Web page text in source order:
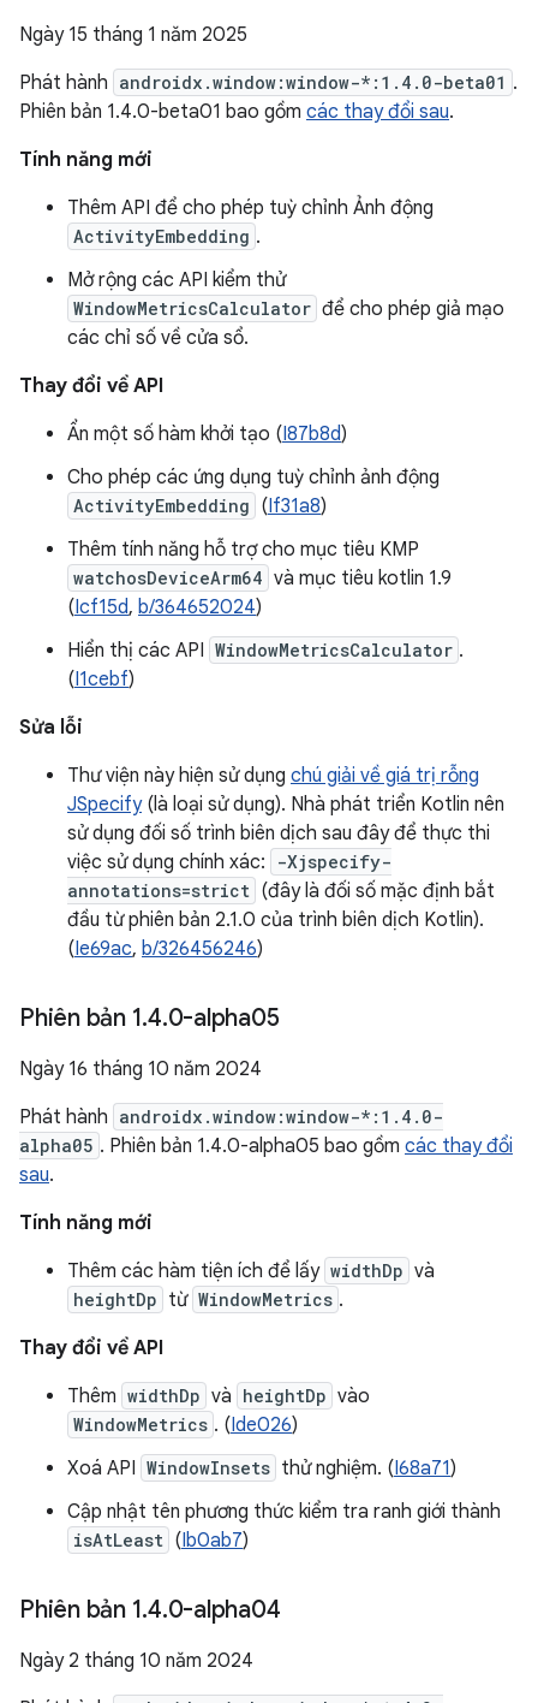
Ngày 15 tháng 1 năm 2025
Phát hành androidx.window:window-*:1.4.0-beta01 .
Phiên bản 1.4.0-beta01 bao gồm các thay đổi sau.
Tính năng mới
Thêm API để cho phép tuỳ chỉnh Ảnh động
ActivityEmbedding .
Mở rộng các API kiểm thử
WindowMetricsCalculator để cho phép giả mạo
các chỉ số về cửa sổ.
Thay đổi về API
Ẩn một số hàm khởi tạo (I87b8d)
Cho phép các ứng dụng tuỳ chỉnh ảnh động
ActivityEmbedding (If31a8)
Thêm tính năng hỗ trợ cho mục tiêu KMP
watchosDeviceArm64 và mục tiêu kotlin 1.9
(Icf15d, b/364652024)
Hiển thị các API WindowMetricsCalculator .
(I1cebf)
Sửa lỗi
Thư viện này hiện sử dụng chú giải về giá trị rỗng
JSpecify(là loại sử dụng). Nhà phát triển Kotlin nên
sử dụng đối số trình biên dịch sau đây để thực thi
việc sử dụng chính xác:
-Xjspecify-
annotations=strict (đây là đối số mặc định bắt
đầu từ phiên bản 2.1.0 của trình biên dịch Kotlin).
(Ie69ac, b/326456246)
Phiên bản 1.4.0-alpha05
Ngày 16 tháng 10 năm 2024
Phát hành androidx.window:window-*:1.4.0-
alpha05 . Phiên bản 1.4.0-alpha05 bao gồm các thay đổi
sau.
Tính năng mới
Thêm các hàm tiện ích để lấy widthDp và
heightDp từ WindowMetrics .
Thay đổi về API
Thêm widthDp và heightDp vào
WindowMetrics . (Ide026)
Xoá API WindowInsets thử nghiệm. (I68a71)
Cập nhật tên phương thức kiểm tra ranh giới thành
isAtLeast (Ib0ab7)
Phiên bản 1.4.0-alpha04
Ngày 2 tháng 10 năm 2024